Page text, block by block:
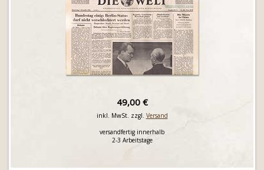
49,00 €
inkl. MwSt. zzgl. Versand
versandfertig innerhalb
2-3 Arbeitstage